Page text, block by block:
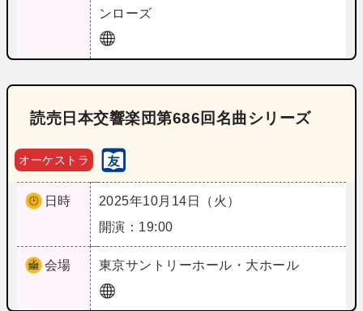
ンローズ
読売日本交響楽団第686回名曲シリーズ
オーケストラ
日時
2025年10月14日（火）
開演：19:00
会場 東京サントリーホール・大ホール